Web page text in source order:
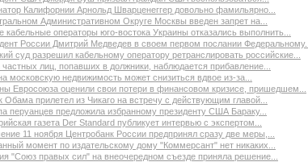
Калифорнии Арнольд Шварценеггер довольно фамильярно...
Административном Округе Москвы введен запрет на...
кабельные операторы юго-востока Украины отказались выполнить...
России Дмитрий Медведев в своем первом послании Федеральному...
суд разрешил кабельному оператору ретранслировать российские...
лиц, попавших в должники, наблюдается прибавление...
московскую недвижимость может снизиться вдвое из-за...
Евросоюза оценили свои потери в финансовом кризисе, пришедшем...
Обама прилетел из Чикаго на встречу с действующим главой...
перуанцев предложила избранному президенту США Бараку...
газета Der Standard публикует интервью с экспертом...
11 ноября Центробанк России предпринял сразу две меры,...
момент по издательскому дому "Коммерсант" нет никаких...
"Союз правых сил" на внеочередном съезде приняла решение...